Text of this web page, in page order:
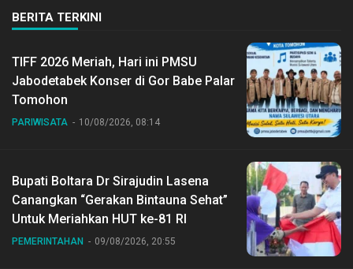
BERITA TERKINI
TIFF 2026 Meriah, Hari ini PMSU
Jabodetabek Konser di Gor Babe Palar
Tomohon
PARIWISATA 10/08/2026, 08:14
Bupati Boltara Dr Sirajudin Lasena
Canangkan “Gerakan Bintauna Sehat”
Untuk Meriahkan HUT ke-81 RI
PEMERINTAHAN 09/08/2026, 20:55